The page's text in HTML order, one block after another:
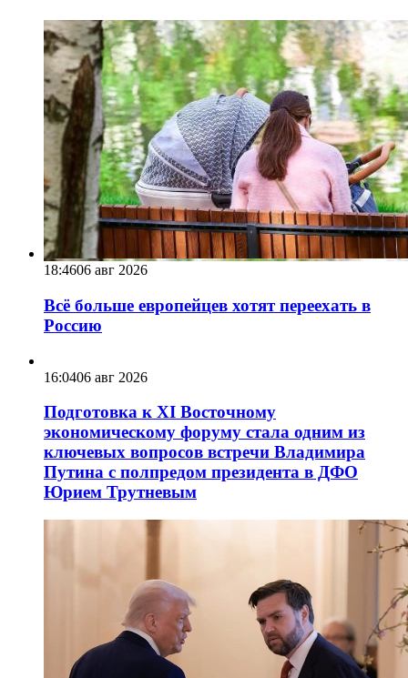
18:4606 авг 2026
Всё больше европейцев хотят переехать в
Россию
16:0406 авг 2026
Подготовка к XI Восточному
экономическому форуму стала одним из
ключевых вопросов встречи Владимира
Путина с полпредом президента в ДФО
Юрием Трутневым